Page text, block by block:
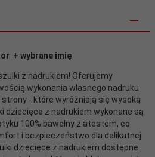
+ wybrane imię
z nadrukiem! Oferujemy
wykonania własnego nadruku
- które wyróżniają się wysoką
dziecięce z nadrukiem wykonane są
100% bawełny z atestem, co
i bezpieczeństwo dla delikatnej
dziecięce z nadrukiem dostępne